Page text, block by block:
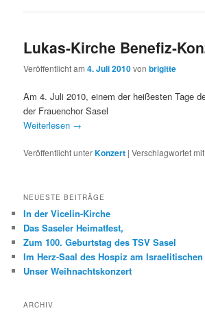
Lukas-Kirche Benefiz-
Veröffentlicht am4. Juli 2010vonbrigitte
Am 4. Juli 2010, einem der heißesten Tage
der Frauenchor Sasel
Weiterlesen →
Veröffentlicht unterKonzert |Verschlagwortet mit
NEUESTE BEITRÄGE
In der Vicelin-Kirche
Das Saseler Heimatfest,
Zum 100. Geburtstag des TSV Sasel
Im Herz-Saal des Hospiz am
Unser Weihnachtskonzert
ARCHIV